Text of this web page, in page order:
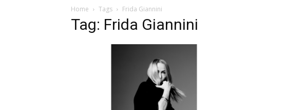
Home Tags Frida Giannini
Tag: Frida Giannini